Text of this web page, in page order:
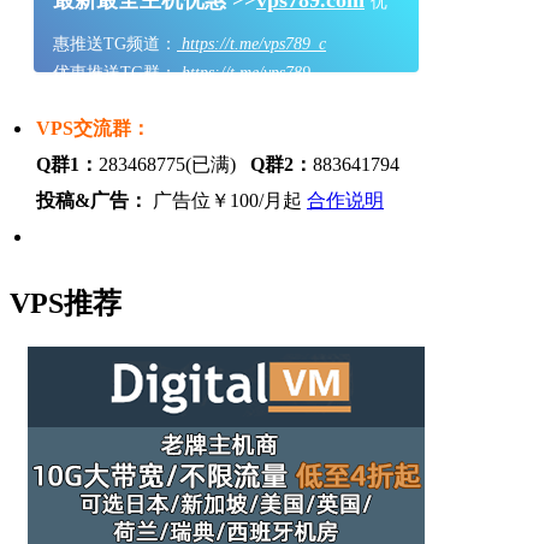
惠推送TG频道：
https://t.me/vps789_c
优惠推送TG群：https://t.me/vps789
VPS交流群：
Q群1： 283468775(已满) Q群2： 883641794
投稿&广告：
广告位￥100/月起 合作说明
VPS推荐